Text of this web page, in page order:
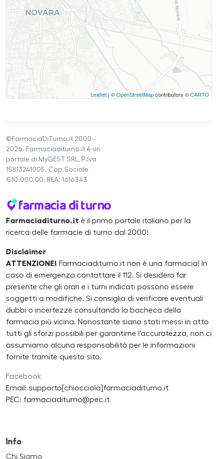
Leaflet | ©OpenStreetMapcontributors ©CARTO
©FarmaciaDiTurno.it 2000 -
2026. Farmaciaditurno.it è un
portale di MyGEST SRL, P.Iva
15813241005. Cap.Sociale
€10.000,00. REA: 1616343
Farmaciaditurno.it è il primo portale italiano per la
ricerca delle farmacie di turno dal 2000!
Disclaimer
ATTENZIONE! Farmaciaditurno.it non è una farmacia! In
caso di emergenza contattare il 112. Si desidera far
presente che gli orari e i turni indicati possono essere
soggetti a modifiche. Si consiglia di verificare eventuali
dubbi o incertezze consultando la bacheca della
farmacia più vicina. Nonostante siano stati messi in atto
tutti gli sforzi possibili per garantirne l'accuratezza, non ci
assumiamo alcuna responsabilità per le informazioni
fornite tramite questo sito.
Facebook
Email: supporto[chiocciola]farmaciaditurno.it
PEC: farmaciaditurno@pec.it
Info
Chi Siamo